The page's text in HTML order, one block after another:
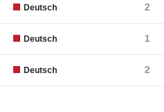
Deutsch 2
Deutsch 1
Deutsch 2